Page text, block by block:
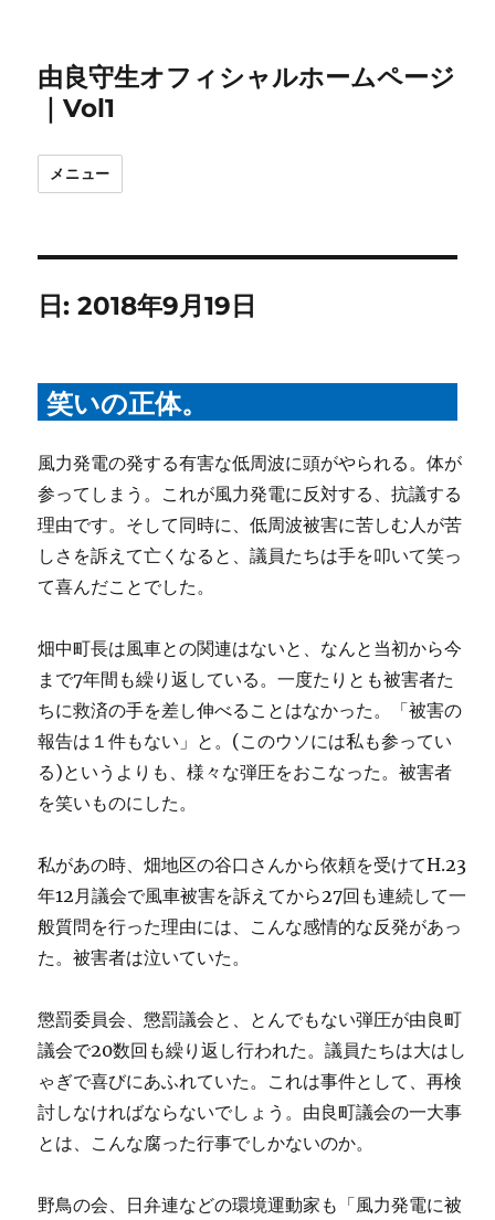
由良守生オフィシャルホームページ
｜Vol1
メニュー
日:2018年9月19日
笑いの正体。
風力発電の発する有害な低周波に頭がやられる。体が
参ってしまう。これが風力発電に反対する、抗議する
理由です。そして同時に、低周波被害に苦しむ人が苦
しさを訴えて亡くなると、議員たちは手を叩いて笑っ
て喜んだことでした。
畑中町長は風車との関連はないと、なんと当初から今
まで7年間も繰り返している。一度たりとも被害者た
ちに救済の手を差し伸べることはなかった。「被害の
報告は１件もない」と。(このウソには私も参ってい
る)というよりも、様々な弾圧をおこなった。被害者
を笑いものにした。
私があの時、畑地区の谷口さんから依頼を受けてH.23
年12月議会で風車被害を訴えてから27回も連続して一
般質問を行った理由には、こんな感情的な反発があっ
た。被害者は泣いていた。
懲罰委員会、懲罰議会と、とんでもない弾圧が由良町
議会で20数回も繰り返し行われた。議員たちは大はし
ゃぎで喜びにあふれていた。これは事件として、再検
討しなければならないでしょう。由良町議会の一大事
とは、こんな腐った行事でしかないのか。
野鳥の会、日弁連などの環境運動家も「風力発電に被